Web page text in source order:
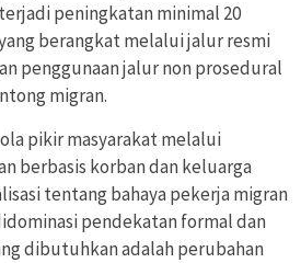
peningkatan minimal 20
berangkat melalui jalur resmi
penggunaan jalur non prosedural
migran.
pikir masyarakat melalui
berbasis korban dan keluarga
tentang bahaya pekerja migran
pendekatan formal dan
dibutuhkan adalah perubahan